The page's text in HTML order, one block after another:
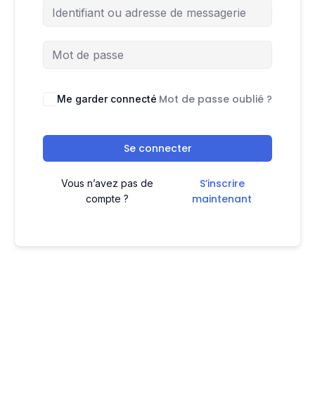
Me garder connecté Mot de passe oublié ?
Se connecter
Vous n’avez pas de
compte ?
S’inscrire
maintenant